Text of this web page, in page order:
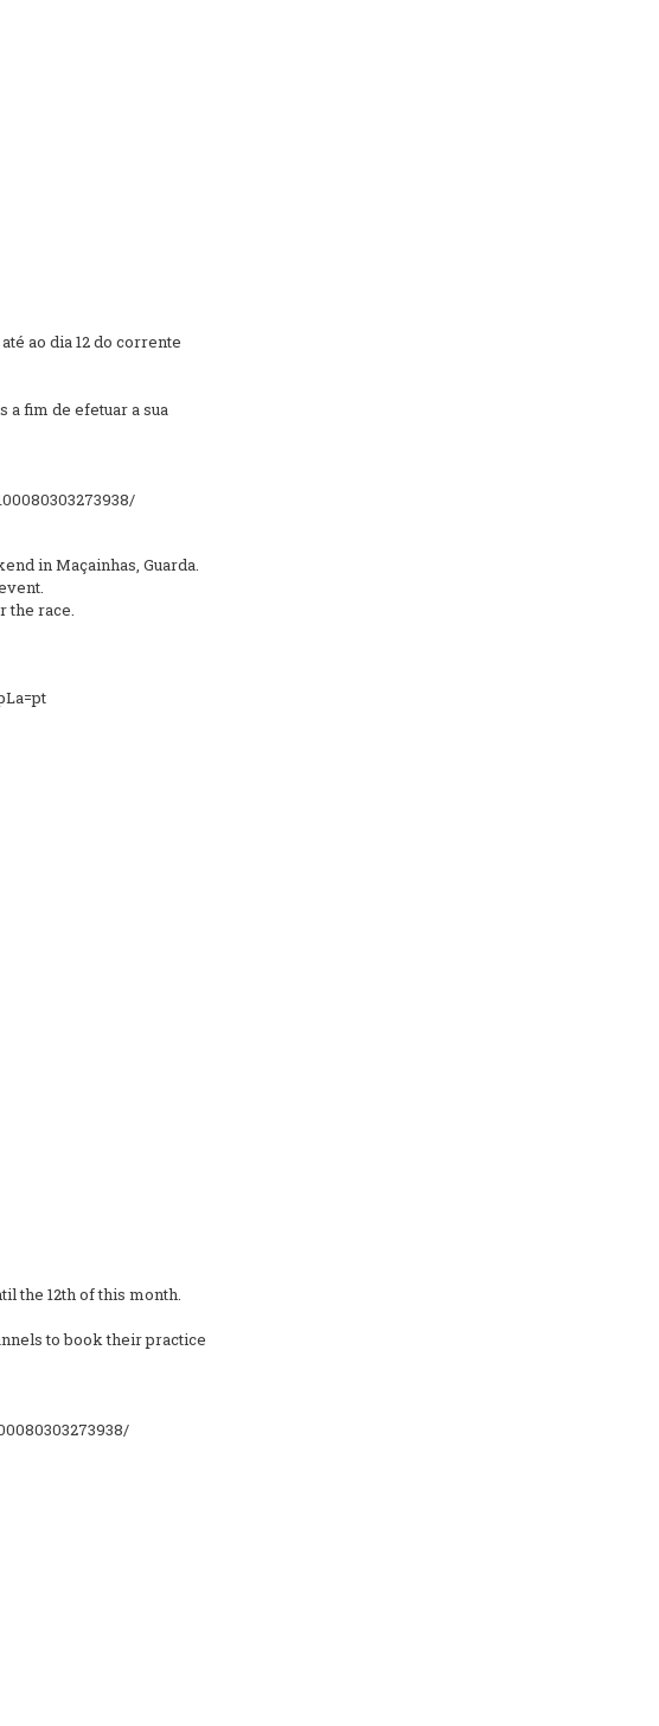
ao dia 12 do corrente
a fim de efetuar a sua
in Maçainhas, Guarda.
the race.
the 12th of this month.
to book their practice